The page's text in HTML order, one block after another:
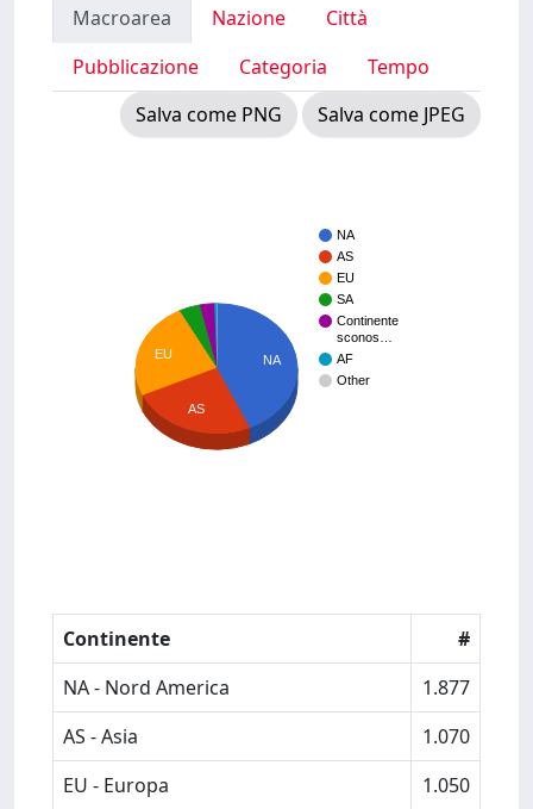
Macroarea Nazione
Città
Pubblicazione
Categoria
Tempo
Salva come PNG
Salva come JPEG
NA
AS
EU
SA
Continente
sconos…
AF
Other
NA
EU
AS
Continente
#
NA - Nord America
1.877
AS - Asia
1.070
EU - Europa
1.050